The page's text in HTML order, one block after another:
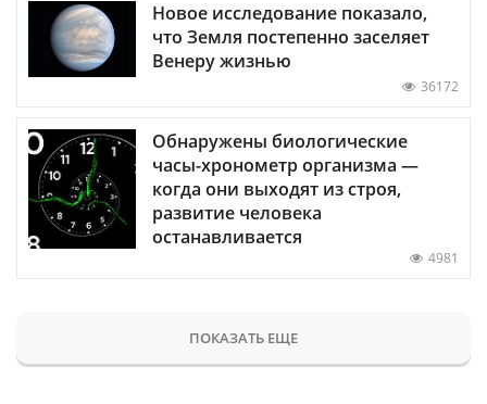
Новое исследование показало,
что Земля постепенно заселяет
Венеру жизнью
36172
Обнаружены биологические
часы-хронометр организма —
когда они выходят из строя,
развитие человека
останавливается
4981
ПОКАЗАТЬ ЕЩЕ